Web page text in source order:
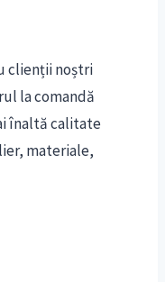
clienții noștri
la comandă
înaltă calitate
materiale,